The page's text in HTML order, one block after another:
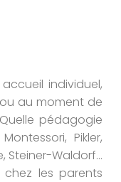
individuel,
au moment de
pédagogie
Pikler,
Steiner-Waldorf…
les parents